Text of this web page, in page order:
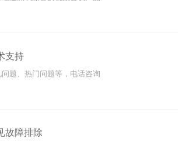
支持
问题、热门问题等，电话咨询
故障排除